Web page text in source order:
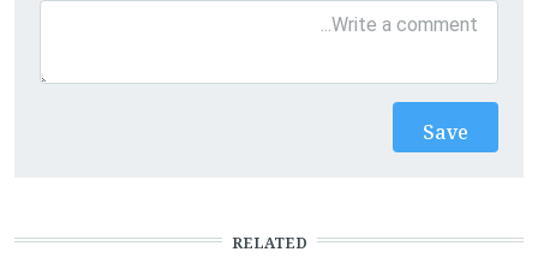
RELATED